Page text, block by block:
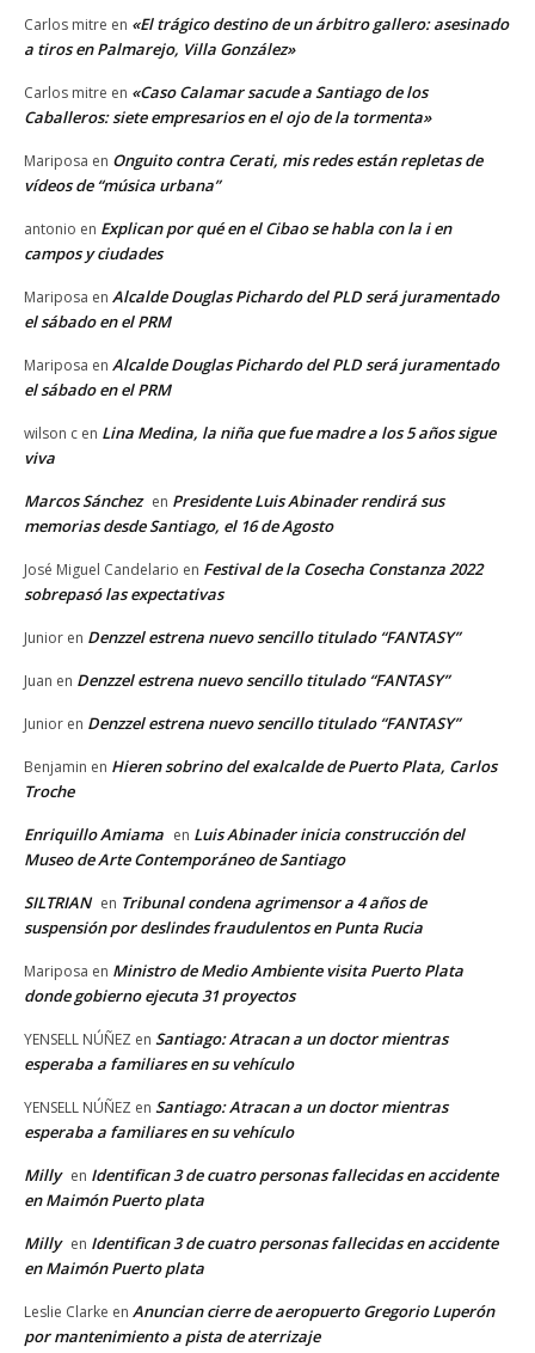
Carlos mitre en «El trágico destino de un árbitro gallero: asesinado
a tiros en Palmarejo, Villa González»
Carlos mitre en «Caso Calamar sacude a Santiago de los
Caballeros: siete empresarios en el ojo de la tormenta»
Mariposa en Onguito contra Cerati, mis redes están repletas de
vídeos de “música urbana”
antonio en Explican por qué en el Cibao se habla con la i en
campos y ciudades
Mariposa en Alcalde Douglas Pichardo del PLD será juramentado
el sábado en el PRM
Mariposa en Alcalde Douglas Pichardo del PLD será juramentado
el sábado en el PRM
wilson c en Lina Medina, la niña que fue madre a los 5 años sigue
viva
Marcos Sánchez en Presidente Luis Abinader rendirá sus
memorias desde Santiago, el 16 de Agosto
José Miguel Candelario en Festival de la Cosecha Constanza 2022
sobrepasó las expectativas
Junior en Denzzel estrena nuevo sencillo titulado “FANTASY”
Juan en Denzzel estrena nuevo sencillo titulado “FANTASY”
Junior en Denzzel estrena nuevo sencillo titulado “FANTASY”
Benjamin en Hieren sobrino del exalcalde de Puerto Plata, Carlos
Troche
Enriquillo Amiama en Luis Abinader inicia construcción del
Museo de Arte Contemporáneo de Santiago
SILTRIAN en Tribunal condena agrimensor a 4 años de
suspensión por deslindes fraudulentos en Punta Rucia
Mariposa en Ministro de Medio Ambiente visita Puerto Plata
donde gobierno ejecuta 31 proyectos
YENSELL NÚÑEZ en Santiago: Atracan a un doctor mientras
esperaba a familiares en su vehículo
YENSELL NÚÑEZ en Santiago: Atracan a un doctor mientras
esperaba a familiares en su vehículo
Milly en Identifican 3 de cuatro personas fallecidas en accidente
en Maimón Puerto plata
Milly en Identifican 3 de cuatro personas fallecidas en accidente
en Maimón Puerto plata
Leslie Clarke en Anuncian cierre de aeropuerto Gregorio Luperón
por mantenimiento a pista de aterrizaje